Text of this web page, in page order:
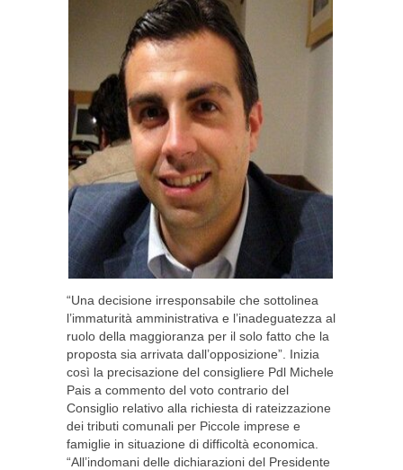
“Una decisione irresponsabile che sottolinea
l’immaturità amministrativa e l’inadeguatezza al
ruolo della maggioranza per il solo fatto che la
proposta sia arrivata dall’opposizione”. Inizia
così la precisazione del consigliere Pdl Michele
Pais a commento del voto contrario del
Consiglio relativo alla richiesta di rateizzazione
dei tributi comunali per Piccole imprese e
famiglie in situazione di difficoltà economica.
“All’indomani delle dichiarazioni del Presidente